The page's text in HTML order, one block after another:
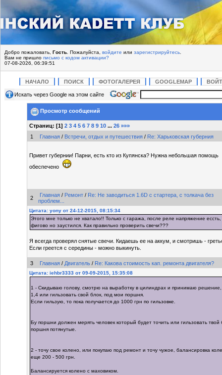
Добро пожаловать, Гость . Пожалуйста, войдите или зарегистрируйтесь
Вам не пришло письмо с кодом активации?
07-08-2026, 06:39:51
НАЧАЛО ПОИСК ФОТОГАЛЕРЕЯ GOOGLEMAP
Искать через Google на этом сайте
Просмотр сообщений
Страниц: [1] 2 3 4 5 6 7 8 9 10 ... 26 »»»
1
Главная / Встречи, отдых и путешествия / Re: Харьковская губерния
Привет губернии! Парни, есть кто из Купянска? Нужна небольшая помощь
обеспечено
2 Главная / Ремонт / Re: Не заводиться 1.6D с стартера, с толкача без
проблем...
Цитата: yony от 24-12-2015, 08:15:34
Этого мне только не хватало!! Только с гаража, после реле напряжение ессть,
фигово но заустился. Как правильно проверить свечи???
Я всегда проверял снятые свечи. Кидаешь ее на аккум, и смотришь -
Если греется с середины - можно выкинуть.
3 Главная / Двигатель / Re: Какова стоимость кап. ремонта двигателя?
Цитата: iehbr3333 от 09-09-2015, 15:35:08
1 - Скидываю голову, смотрю на выработку в цилиндрах и принимаю
1,4 или гильзовать свой блок, под мои поршня.
Если гильзую, то пока получается до 1000 грн по гильзовке.
Бу поршни должен мерять человек который будет точить или гильзовать твой
поршня потянутые.
2 - точу свое колено, или покупаю под ремонт и точу чужое, балансировка
еще 200 - 500 грн.
Балансируется колено с маховиком.